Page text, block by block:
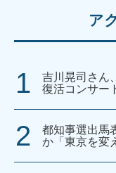
ア
吉川晃司さん
復活コンサー
都知事選出馬
か「東京を変